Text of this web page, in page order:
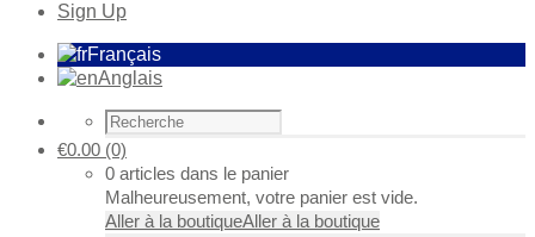
Sign Up
Français
Anglais
€0.00 (0)
0 articles dans le panier
Malheureusement, votre panier est vide.
Aller à la boutiqueAller à la boutique